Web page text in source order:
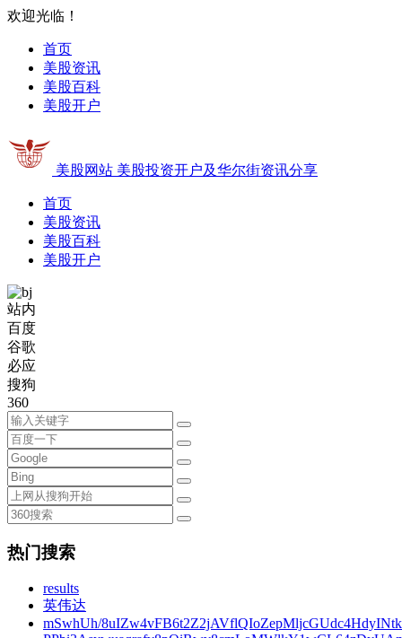
欢迎光临！
首页
美股资讯
美股百科
美股开户
美股网站 美股投资开户及华尔街资讯分享
首页
美股资讯
美股百科
美股开户
站内
百度
谷歌
必应
搜狗
360
热门搜索
results
英伟达
mSwhUh/